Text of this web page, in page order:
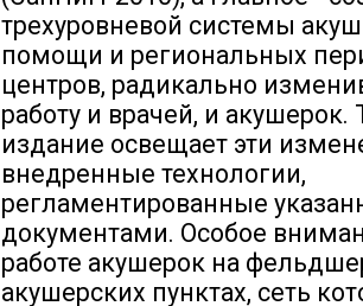
трехуровневой системы
помощи и региональных
центров, радикально
работу и врачей, и акушерок.
издание освещает эти
внедренные технологии,
регламентированные
документами. Особое
работе акушерок на
акушерских пунктах, сеть